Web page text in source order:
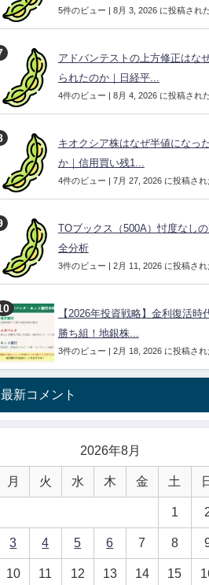
5件のビュー | 8月 3, 2026 に投稿され
アドバンテストの上方修正はな
られたのか｜日経平...
4件のビュー | 8月 4, 2026 に投稿され
キオクシア株はなぜ半値になっ
か｜信用買い残1...
4件のビュー | 7月 27, 2026 に投稿され
TOブックス（500A）忖度なし
全分析
3件のビュー | 2月 11, 2026 に投稿され
【2026年投資戦略】金利復活時
勝ち組！地銀株...
3件のビュー | 2月 18, 2026 に投稿され
最新コメント
2026年8月
月 火 水 木 金 土
1
3 4 5 6 7 8
10 11 12 13 14 15